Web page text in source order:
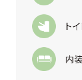
ト
内